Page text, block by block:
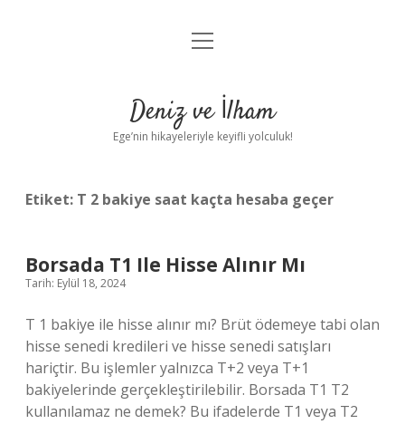
Anasayfa
Yasal Uyarı
menüyü
Deniz ve İlham
Ege’nin hikayeleriyle keyifli yolculuk!
Etiket: T 2 bakiye saat kaçta hesaba geçer
Borsada T1 Ile Hisse Alınır Mı
Tarih: Eylül 18, 2024
T 1 bakiye ile hisse alınır mı? Brüt ödemeye tabi olan
hisse senedi kredileri ve hisse senedi satışları
hariçtir. Bu işlemler yalnızca T+2 veya T+1
bakiyelerinde gerçekleştirilebilir. Borsada T1 T2
kullanılamaz ne demek? Bu ifadelerde T1 veya T2